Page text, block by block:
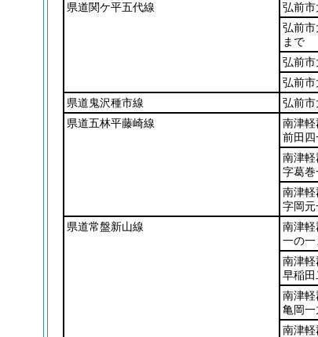
県道関ケ平五代線
弘前
弘前
まで
弘前
弘前
県道鬼沢種市線
弘前
県道五林平藤崎線
南津
前田
南津軽
字葛
南津
字岡
県道常盤新山線
南津軽
一の一
南津
早稲
南津
亀岡
南津